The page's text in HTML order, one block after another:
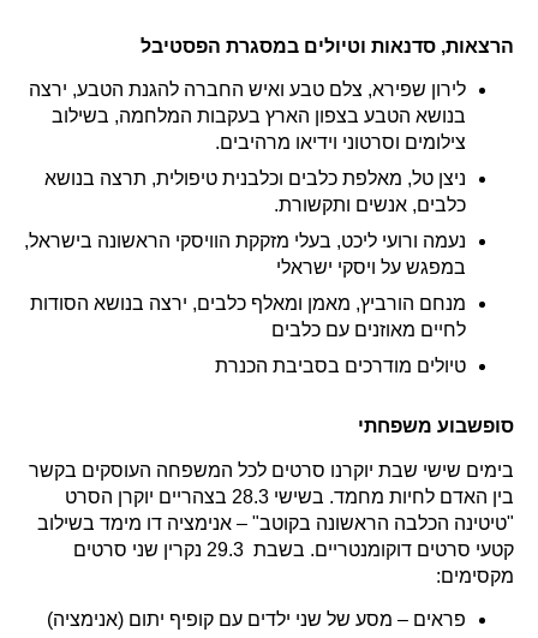
הרצאות, סדנאות וטיולים במסגרת הפסטיבל
לירון שפירא, צלם טבע ואיש החברה להגנת הטבע, ירצה
בנושא הטבע בצפון הארץ בעקבות המלחמה, בשילוב
צילומים וסרטוני וידיאו מרהיבים.
ניצן טל, מאלפת כלבים וכלבנית טיפולית, תרצה בנושא
כלבים, אנשים ותקשורת.
נעמה ורועי ליכט, בעלי מזקקת הוויסקי הראשונה בישראל,
במפגש על ויסקי ישראלי
מנחם הורביץ, מאמן ומאלף כלבים, ירצה בנושא הסודות
לחיים מאוזנים עם כלבים
טיולים מודרכים בסביבת הכנרת
סופשבוע משפחתי
בימים שישי שבת יוקרנו סרטים לכל המשפחה העוסקים בקשר
בין האדם לחיות מחמד. בשישי 28.3 בצהריים יוקרן הסרט
"טיטינה הכלבה הראשונה בקוטב" – אנימציה דו מימד בשילוב
קטעי סרטים דוקומנטריים. בשבת 29.3 נקרין שני סרטים
מקסימים:
פראים – מסע של שני ילדים עם קופיף יתום (אנימציה)